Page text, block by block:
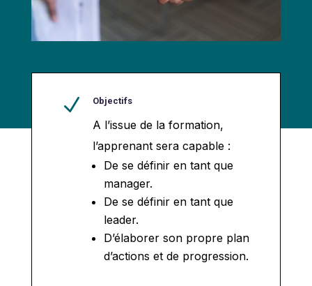
N Objectifs
A l’issue de la formation,
l’apprenant sera capable :
De se définir en tant que
manager.
De se définir en tant que
leader.
D’élaborer son propre plan
d’actions et de progression.